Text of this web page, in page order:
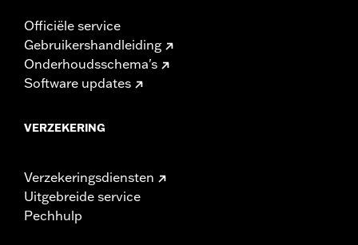
Officiële service
Gebruikershandleiding
Onderhoudsschema's
Software updates
VERZEKERING
Verzekeringsdiensten
Uitgebreide service
Pechhulp